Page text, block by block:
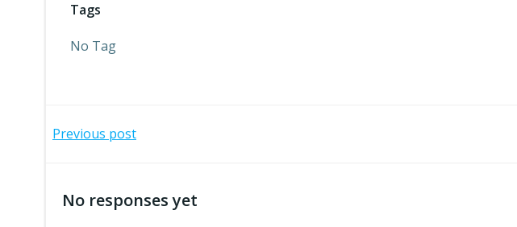
Tags
No Tag
Navegación
Previous post
No responses yet